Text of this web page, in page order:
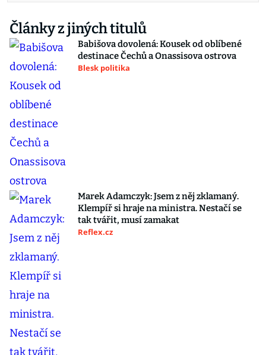
Články z jiných titulů
Babišova dovolená: Kousek od oblíbené
destinace Čechů a Onassisova ostrova
Blesk politika
Marek Adamczyk: Jsem z něj zklamaný.
Klempíř si hraje na ministra. Nestačí se
tak tvářit, musí zamakat
Reflex.cz